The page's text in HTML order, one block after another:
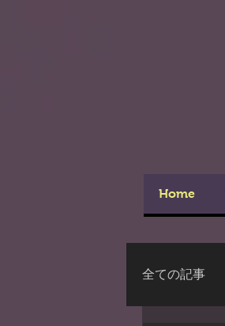
Home
全ての記事